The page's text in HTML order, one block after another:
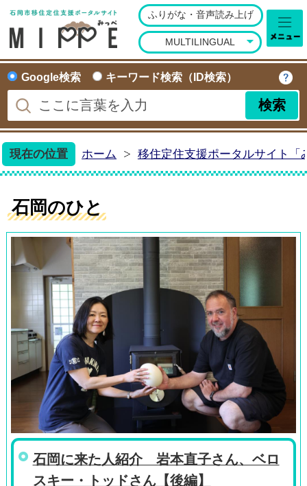
石岡市移住定住ポー
ふりがな・音声読み上げ
MULTILINGUAL
Google検索 キーワード検索（ID検索）
現在の位置 ホーム 移住定住支援ポータルサイト「
石岡のひと
石岡に来た人紹介 岩本直子さん、ベロ
スキー・トッドさん【後編】